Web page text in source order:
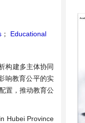
；
Educational
构建多主体协同
响教育公平的实
置，推动教育公
Hubei Province